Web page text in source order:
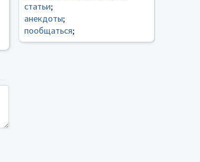
статьи;
анекдоты;
пообщаться;